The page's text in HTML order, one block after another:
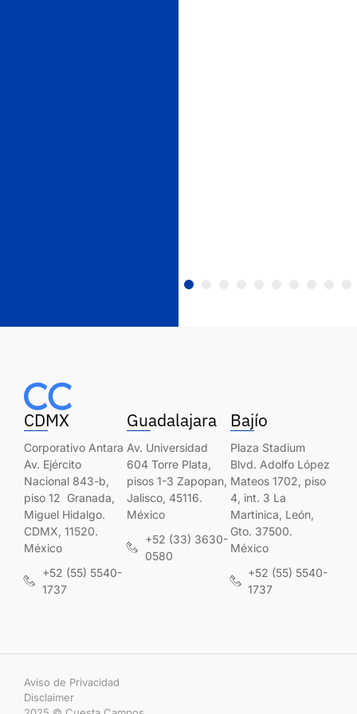
CDMX
Corporativo Antara
Av. Ejército
Nacional 843-b,
piso 12 Granada,
Miguel Hidalgo.
CDMX, 11520.
México
+52 (55) 5540-
1737
Guadalajara
Av. Universidad
604 Torre Plata,
pisos 1-3 Zapopan,
Jalisco, 45116.
México
+52 (33) 3630-
0580
Bajío
Plaza Stadium
Blvd. Adolfo López
Mateos 1702, piso
4, int. 3 La
Martinica, León,
Gto. 37500.
México
+52 (55) 5540-
1737
Aviso de Privacidad
Disclaimer